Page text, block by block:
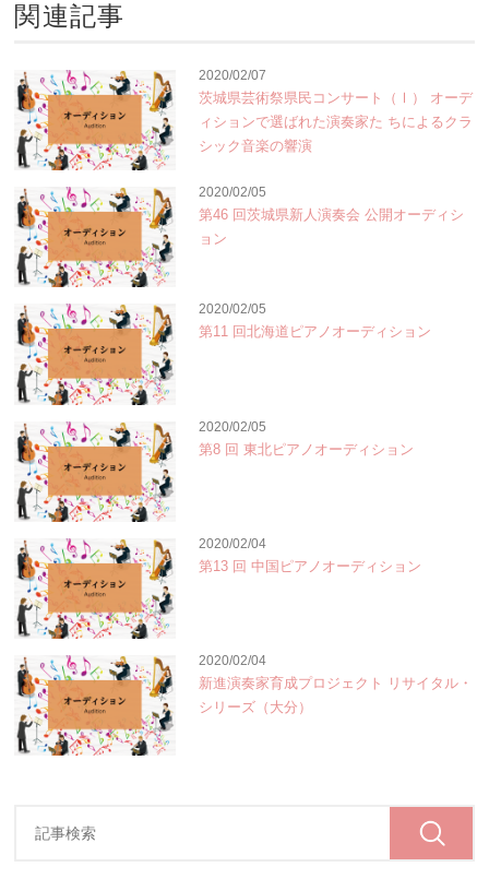
関連記事
2020/02/07
茨城県芸術祭県民コンサート（Ⅰ） オーデ
ィションで選ばれた演奏家た ちによるクラ
シック音楽の響演
2020/02/05
第46 回茨城県新人演奏会 公開オーディシ
ョン
2020/02/05
第11 回北海道ピアノオーディション
2020/02/05
第8 回 東北ピアノオーディション
2020/02/04
第13 回 中国ピアノオーディション
2020/02/04
新進演奏家育成プロジェクト リサイタル・
シリーズ（大分）